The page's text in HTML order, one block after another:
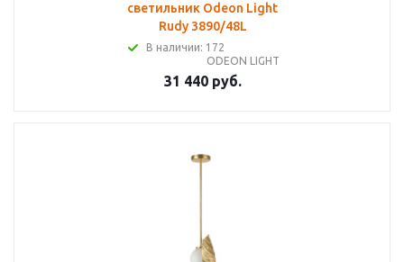
светильник Odeon Light
Rudy 3890/48L
В наличии: 172
ODEON LIGHT
31 440 руб.